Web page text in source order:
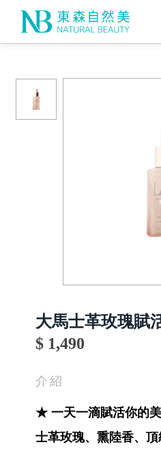
大馬士革玫瑰賦
$ 1,490
介紹
★ 一天一滴賦活你的
士革玫瑰、熏陸香、